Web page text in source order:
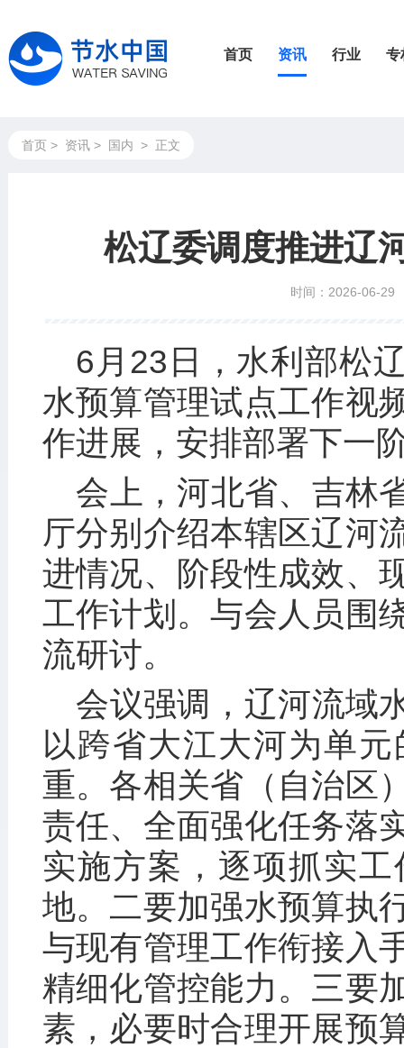
首页 资讯 行业 专
首页> 资讯> 国内 > 正文
松辽委调度推进辽
时间：2026-06-29
6月23日，水利部松
水预算管理试点工作视
作进展，安排部署下一
会上，河北省、吉林
厅分别介绍本辖区辽河
进情况、阶段性成效、
工作计划。与会人员围
流研讨。
会议强调，辽河流域
以跨省大江大河为单
重。各相关省（自治区
责任、全面强化任务落
实施方案，逐项抓实
地。二要加强水预算执
与现有管理工作衔接入
精细化管控能力。三要
素，必要时合理开展预